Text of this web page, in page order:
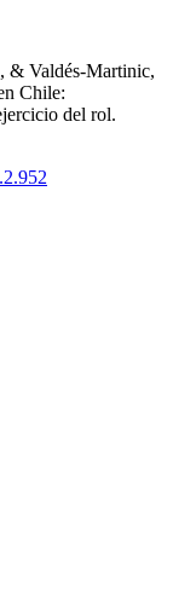
& Valdés-Martinic,
Chile:
del rol.